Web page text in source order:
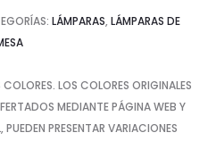
$245.03.
LÁMPARAS, LÁMPARAS DE
LOS COLORES ORIGINALES
MEDIANTE PÁGINA WEB Y
PUEDEN PRESENTAR VARIACIONES